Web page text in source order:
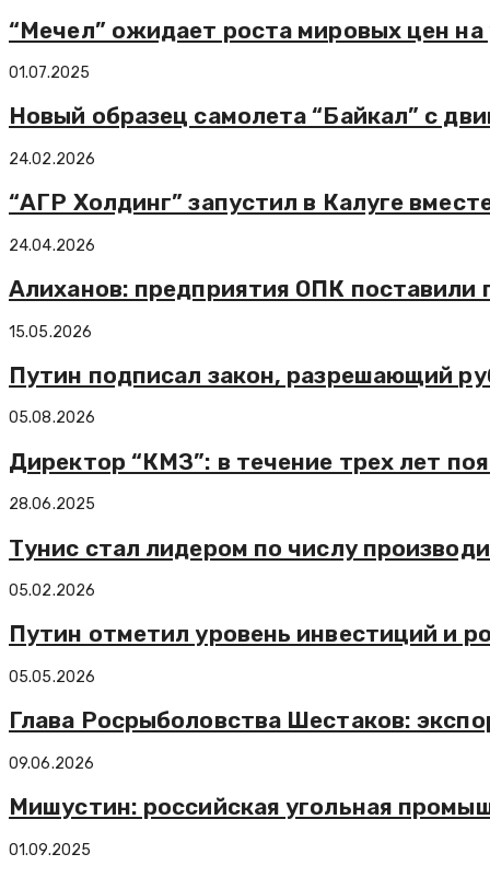
“Мечел” ожидает роста мировых цен
01.07.2025
Новый образец самолета “Байкал” с
24.02.2026
“АГР Холдинг” запустил в Калуге
24.04.2026
Алиханов: предприятия ОПК поставили
15.05.2026
Путин подписал закон, разрешающий
05.08.2026
Директор “КМЗ”: в течение трех лет
28.06.2025
Тунис стал лидером по числу
05.02.2026
Путин отметил уровень инвестиций и
05.05.2026
Глава Росрыболовства Шестаков:
09.06.2026
Мишустин: российская угольная
01.09.2025